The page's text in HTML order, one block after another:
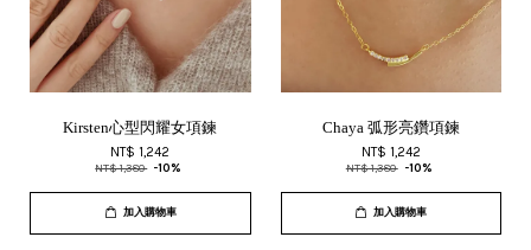
Kirsten心型閃耀女項鍊
NT$ 1,242
NT$ 1,380 -10%
加入購物車
Chaya 弧形亮鑽項鍊
NT$ 1,242
NT$ 1,380 -10%
加入購物車